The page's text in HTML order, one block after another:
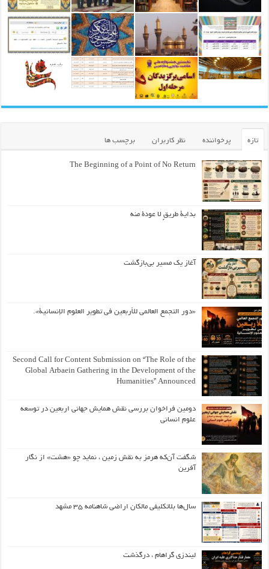
تازه پرخواننده نظر کاربران برچسب ها
The Beginning of a Point of No Return
بداية طريقٍ لا عودة منه
آغاز یک مسیر بی‌بازگشت
«دور التجمع العالمي للأربعين في تطوير العلوم الإنسانية».
Second Call for Content Submission on “The Role of the
Global Arbaein Gathering in the Development of the
Humanities” Announced
دومین فراخوان بررسی نقش همایش جهانی اربعین در توسعه
علوم انسانی
شگفت آن‌که هرمز به نقش زمین ، نماید چو «هشت» از نگار
آفرین
سال‌ها بلاتکلیفی مالکان اراضی شاهنامه ۳۵ مشهد
لیندزی گراهام ، درگذشت